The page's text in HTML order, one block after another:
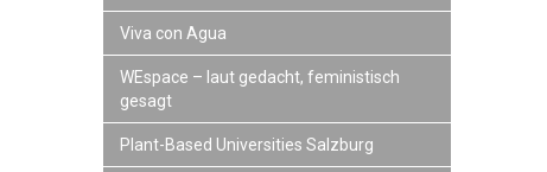
Viva con Agua
WEspace – laut gedacht, feministisch
gesagt
Plant-Based Universities Salzburg